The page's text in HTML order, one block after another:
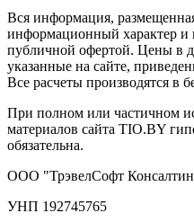
Вся информация,
информационный характер и
публичной офертой. Цены в
указанные на сайте,
Все расчеты производятся в
При полном или частичном
материалов сайта TIO.BY
обязательна.
ООО "ТрэвелСофт
УНП 192745765